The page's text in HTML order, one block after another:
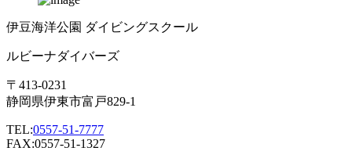
伊豆海洋公園 ダイビングスクール
ルビーナダイバーズ
〒413-0231
静岡県伊東市富戸829-1
TEL:0557-51-7777
FAX:0557-51-1327